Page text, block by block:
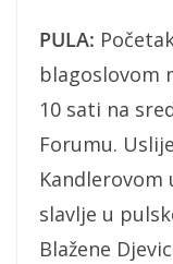
PULA:
blagoslovom
10 sati na
Forumu.
Kandlerovom
slavlje u
Blažene